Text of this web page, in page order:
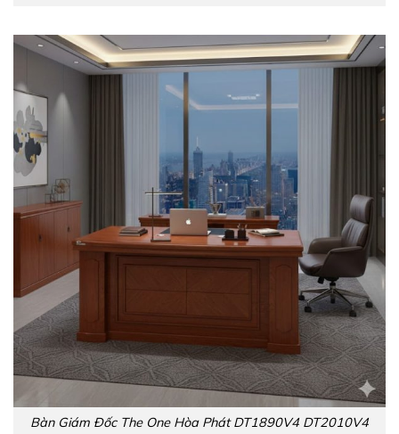
Bàn Giám Đốc The One Hòa Phát DT1890V4 DT2010V4